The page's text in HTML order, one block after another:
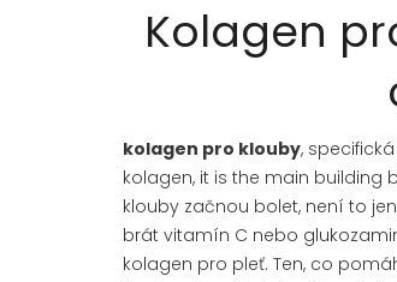
Kolagen
kolagen pro klouby,
kolagen, it is the main building
klouby začnou bolet, není to
brát vitamín C nebo
kolagen pro pleť. Ten, co